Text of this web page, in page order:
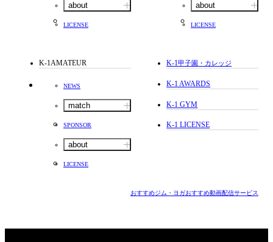
about
LICENSE
about
LICENSE
K-1AMATEUR
NEWS
match
SPONSOR
about
LICENSE
K-1甲子園・カレッジ
K-1 AWARDS
K-1 GYM
K-1 LICENSE
おすすめジム・ヨガおすすめ動画配信サービス